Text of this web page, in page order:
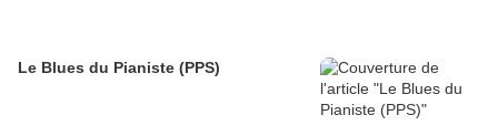
Le Blues du Pianiste (PPS)